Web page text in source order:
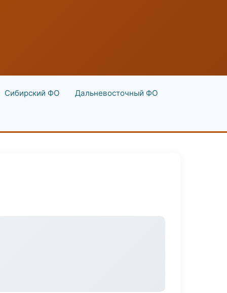
Сибирский ФО Дальневосточный ФО